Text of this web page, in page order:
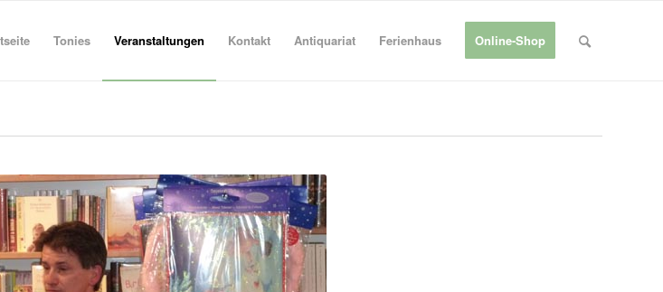
Tonies Veranstaltungen Kontakt Antiquariat Ferienhaus Online-Shop